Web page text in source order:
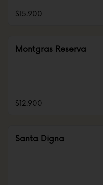
$15.900
Montgras Reserva
$12.900
Santa Digna